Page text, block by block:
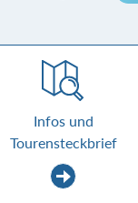
Infos und
Tourensteckbrief